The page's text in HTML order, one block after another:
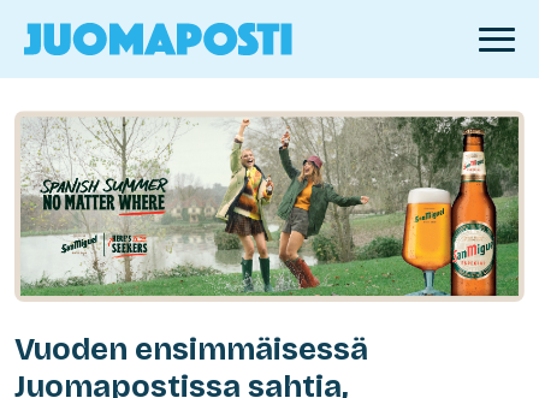
Vuoden ensimmäisessä
Juomapostissa sahtia,